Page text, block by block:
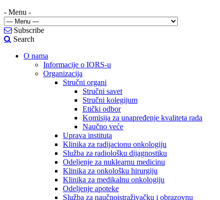
- Menu -
Subscribe
Search
O nama
Informacije o IORS-u
Organizacija
Stručni organi
Stručni savet
Stručni kolegijum
Etički odbor
Komisija za unapređenje kvaliteta rada
Naučno veće
Uprava instituta
Klinika za radijacionu onkologiju
Služba za radiološku dijagnostiku
Odeljenje za nuklearnu medicinu
Klinika za onkološku hirurgiju
Klinika za medikalnu onkologiju
Odeljenje apoteke
Služba za naučnoistraživačku i obrazovnu